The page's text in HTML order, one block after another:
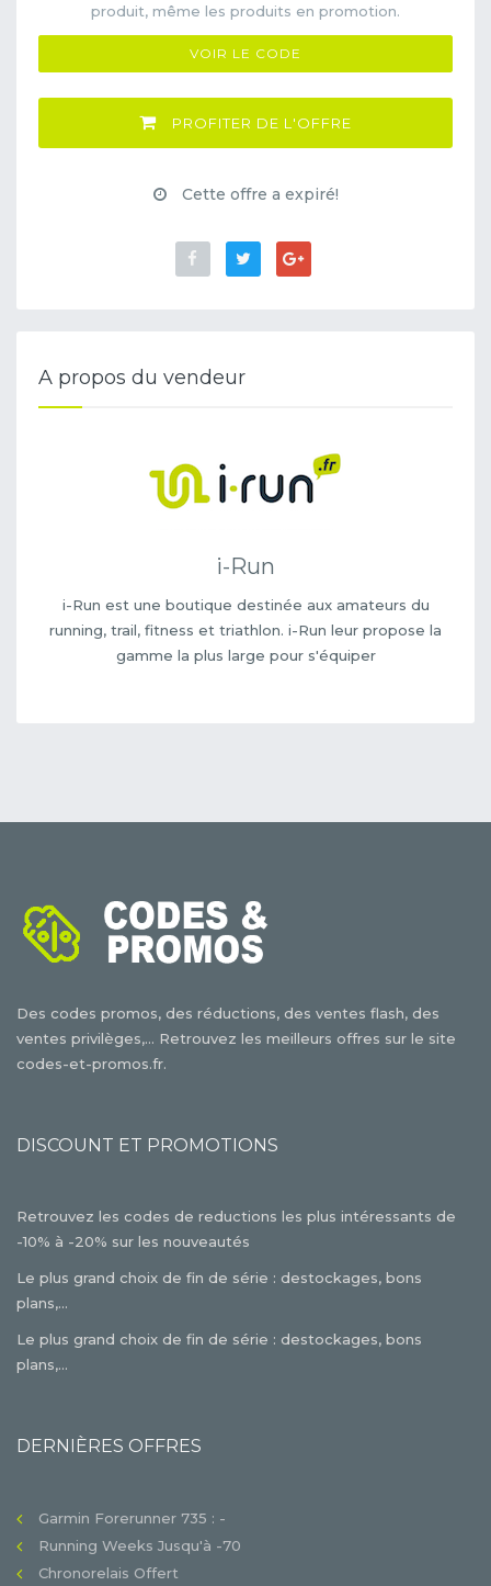
produit, même les produits en promotion.
VOIR LE CODE
PROFITER DE L'OFFRE
Cette offre a expiré!
A propos du vendeur
i-Run
i-Run est une boutique destinée aux amateurs du
running, trail, fitness et triathlon. i-Run leur propose la
gamme la plus large pour s'équiper
Des codes promos, des réductions, des ventes flash, des
ventes privilèges,... Retrouvez les meilleurs offres sur le site
codes-et-promos.fr.
DISCOUNT ET PROMOTIONS
Retrouvez les codes de reductions les plus intéressants de
-10% à -20% sur les nouveautés
Le plus grand choix de fin de série : destockages, bons
plans,...
Le plus grand choix de fin de série : destockages, bons
plans,...
DERNIÈRES OFFRES
Garmin Forerunner 735 : -
Running Weeks Jusqu'à -70
Chronorelais Offert